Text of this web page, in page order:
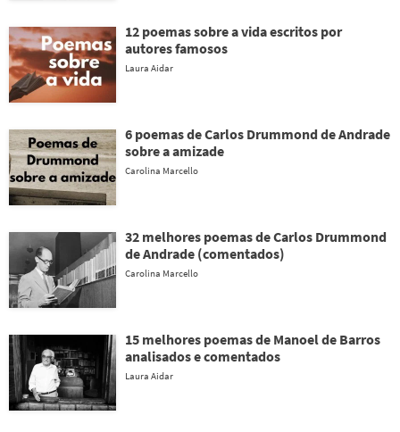
12 poemas sobre a vida escritos por
autores famosos
Laura Aidar
6 poemas de Carlos Drummond de Andrade
sobre a amizade
Carolina Marcello
32 melhores poemas de Carlos Drummond
de Andrade (comentados)
Carolina Marcello
15 melhores poemas de Manoel de Barros
analisados e comentados
Laura Aidar